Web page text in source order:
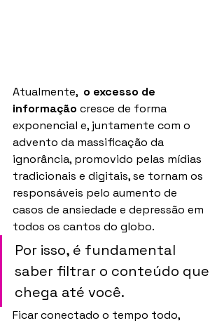
Atualmente, o excesso de
informação cresce de forma
exponencial e, juntamente com o
advento da massificação da
ignorância, promovido pelas mídias
tradicionais e digitais, se tornam os
responsáveis pelo aumento de
casos de ansiedade e depressão em
todos os cantos do globo.
Por isso, é fundamental
saber filtrar o conteúdo que
chega até você.
Ficar conectado o tempo todo,